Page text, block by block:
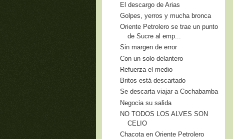
El descargo de Arias
Golpes, yerros y mucha bronca
Oriente Petrolero se trae un punto
de Sucre al emp...
Sin margen de error
Con un solo delantero
Refuerza el medio
Britos está descartado
Se descarta viajar a Cochabamba
Negocia su salida
NO TODOS LOS ALVES SON
CELIO
Chacota en Oriente Petrolero